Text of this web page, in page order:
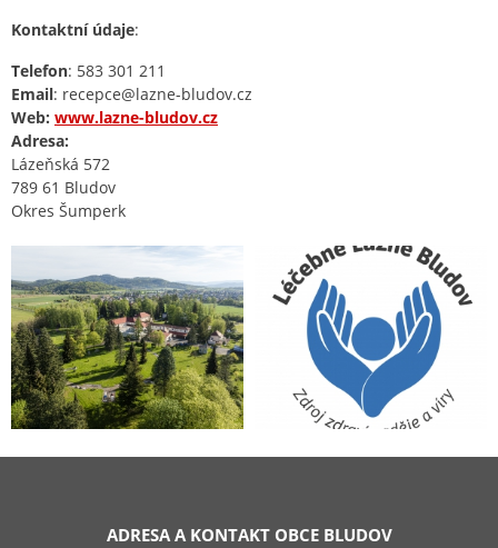
Kontaktní údaje:
Telefon: 583 301 211
Email: recepce@lazne-bludov.cz
Web: www.lazne-bludov.cz
Adresa:
Lázeňská 572
789 61 Bludov
Okres Šumperk
ADRESA A KONTAKT OBCE BLUDOV